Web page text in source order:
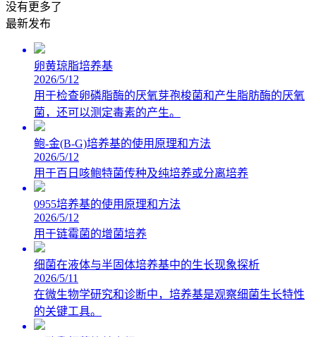
没有更多了
最新发布
卵黄琼脂培养基
2026/5/12
用于检查卵磷脂酶的厌氧芽孢梭菌和产生脂肪酶的厌氧
菌，还可以测定毒素的产生。
鲍-金(B-G)培养基的使用原理和方法
2026/5/12
用于百日咳鲍特菌传种及纯培养或分离培养
0955培养基的使用原理和方法
2026/5/12
用于链霉菌的增菌培养
细菌在液体与半固体培养基中的生长现象探析
2026/5/11
在微生物学研究和诊断中，培养基是观察细菌生长特性
的关键工具。